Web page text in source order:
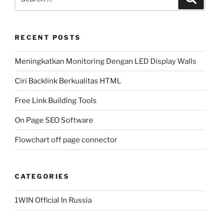
RECENT POSTS
Meningkatkan Monitoring Dengan LED Display Walls
Ciri Backlink Berkualitas HTML
Free Link Building Tools
On Page SEO Software
Flowchart off page connector
CATEGORIES
1WIN Official In Russia